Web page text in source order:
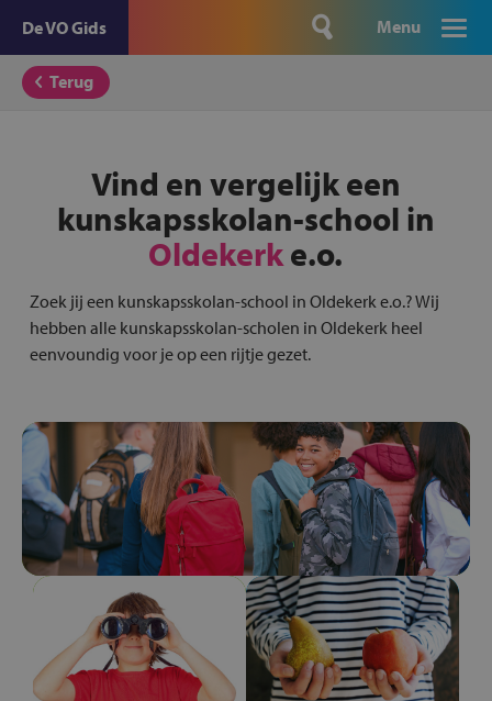
De VO Gids Menu
Terug
Vind en vergelijk een
kunskapsskolan-school in
Oldekerke.o.
Zoek jij een kunskapsskolan-school in Oldekerk e.o.? Wij
hebben alle kunskapsskolan-scholen in Oldekerk heel
eenvoundig voor je op een rijtje gezet.